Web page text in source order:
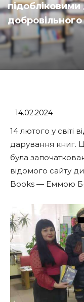
14.02.2024
14 лютого у світі
дарування книг.
була
відомого сайту
Books — Еммою